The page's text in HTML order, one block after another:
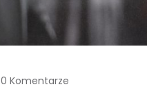
0 Komentarze